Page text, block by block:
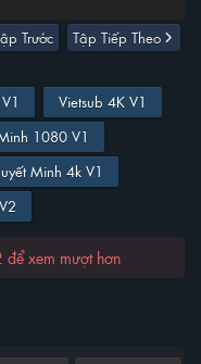
Trước Tập Tiếp Theo
Vietsub 4K V1
1080 V1
Minh 4k V1
xem mượt hơn